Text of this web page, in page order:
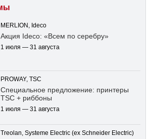
MERLION, Ideco
Акция Ideco: «Всем по серебру»
1 июля — 31 августа
PROWAY, TSC
Специальное предложение: принтеры
TSC + риббоны
1 июля — 31 августа
Treolan, Systeme Electric (ex Schneider Electric)